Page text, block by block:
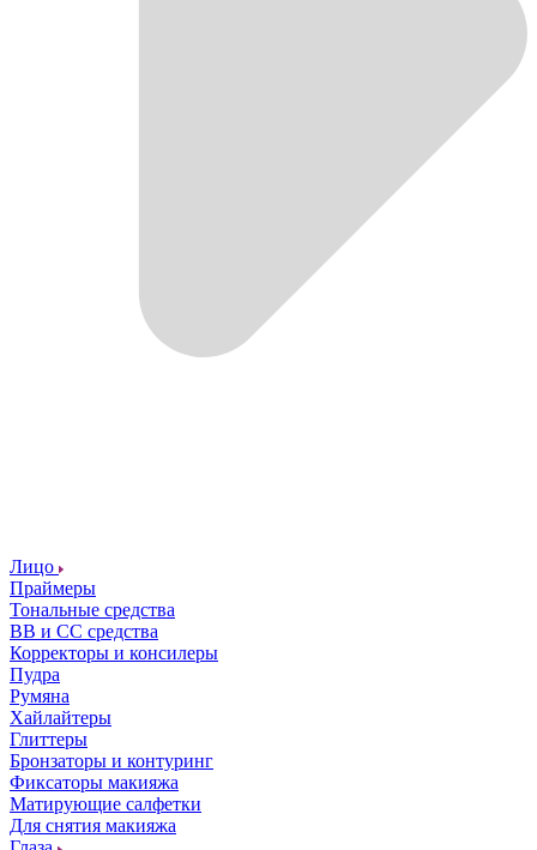
Лицо
Праймеры
Тональные средства
ВВ и СС средства
Корректоры и консилеры
Пудра
Румяна
Хайлайтеры
Глиттеры
Бронзаторы и контуринг
Фиксаторы макияжа
Матирующие салфетки
Для снятия макияжа